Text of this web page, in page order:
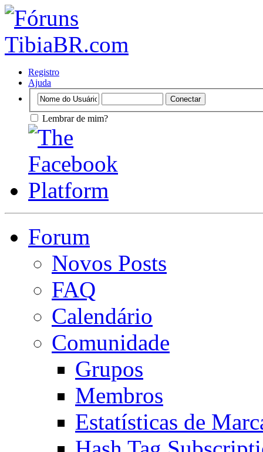
Registro
Ajuda
Lembrar de mim?
Forum
Novos Posts
FAQ
Calendário
Comunidade
Grupos
Membros
Estatísticas de